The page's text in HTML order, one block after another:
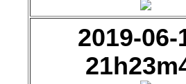
2019-06-